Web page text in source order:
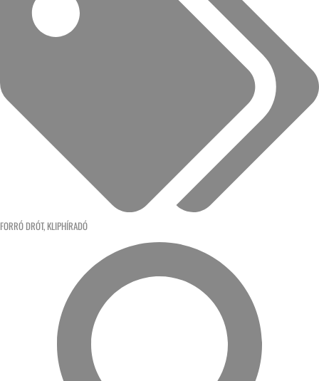
FORRÓ DRÓT, KLIPHÍRADÓ